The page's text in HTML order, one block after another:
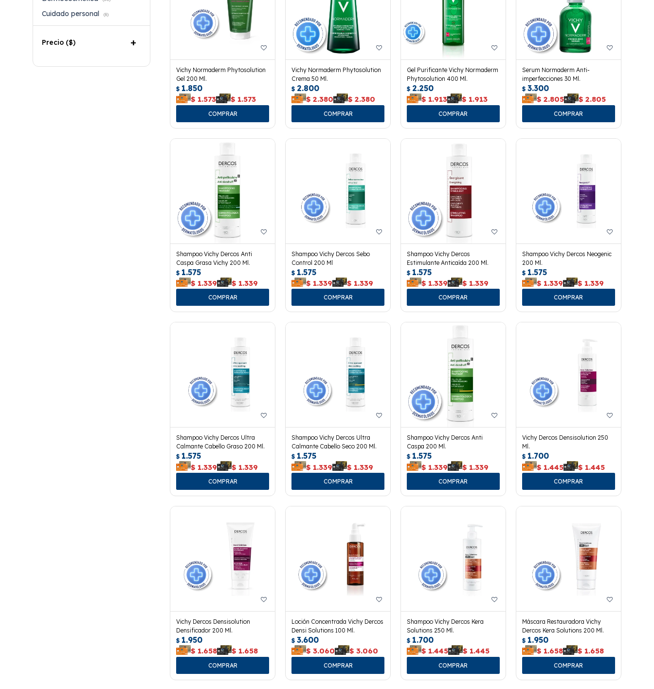
Vichy Normaderm Phytosolution
Gel 200 Ml.
$ 1.850
$ 1.573 $ 1.573
Vichy Normaderm Phytosolution
Crema 50 Ml.
$ 2.800
$ 2.380 $ 2.380
Gel Purificante Vichy Normaderm
Phytosolution 400 Ml.
$ 2.250
$ 1.913 $ 1.913
Serum Normaderm Anti-
imperfecciones 30 Ml.
$ 3.300
$ 2.805 $ 2.805
Shampoo Vichy Dercos Anti
Caspa Grasa Vichy 200 Ml.
$ 1.575
$ 1.339 $ 1.339
Shampoo Vichy Dercos Sebo
Control 200 Ml
$ 1.575
$ 1.339 $ 1.339
Shampoo Vichy Dercos
Estimulante Anticaída 200 Ml.
$ 1.575
$ 1.339 $ 1.339
Shampoo Vichy Dercos Neogenic
200 Ml.
$ 1.575
$ 1.339 $ 1.339
Shampoo Vichy Dercos Ultra
Calmante Cabello Graso 200 Ml.
$ 1.575
$ 1.339 $ 1.339
Shampoo Vichy Dercos Ultra
Calmante Cabello Seco 200 Ml.
$ 1.575
$ 1.339 $ 1.339
Shampoo Vichy Dercos Anti
Caspa 200 Ml.
$ 1.575
$ 1.339 $ 1.339
Vichy Dercos Densisolution 250
Ml.
$ 1.700
$ 1.445 $ 1.445
Vichy Dercos Densisolution
Densificador 200 Ml.
$ 1.950
$ 1.658 $ 1.658
Loción Concentrada Vichy Dercos
Densi Solutions 100 Ml.
$ 3.600
$ 3.060 $ 3.060
Shampoo Vichy Dercos Kera
Solutions 250 Ml.
$ 1.700
$ 1.445 $ 1.445
Máscara Restauradora Vichy
Dercos Kera Solutions 200 Ml.
$ 1.950
$ 1.658 $ 1.658
Cuidado personal (6)
Precio ($)